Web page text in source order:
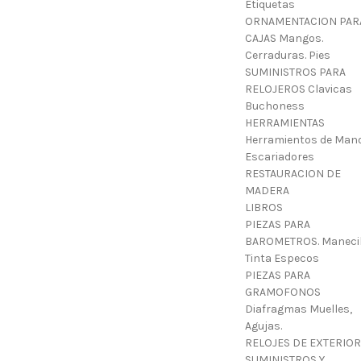
Etiquetas
ORNAMENTACION
CAJAS Mangos.
Cerraduras. Pies
SUMINISTROS PARA
RELOJEROS Clavicas
Buchoness
HERRAMIENTAS
Herramientos de
Escariadores
RESTAURACION DE
MADERA
LIBROS
PIEZAS PARA
BAROMETROS.
Tinta Especos
PIEZAS PARA
GRAMOFONOS
Diafragmas Muelles,
Agujas.
RELOJES DE EXTERIOR